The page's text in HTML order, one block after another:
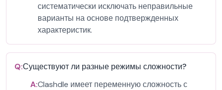
систематически исключать неправильные
варианты на основе подтвержденных
характеристик.
Q:Существуют ли разные режимы сложности?
A:Clashdle имеет переменную сложность с